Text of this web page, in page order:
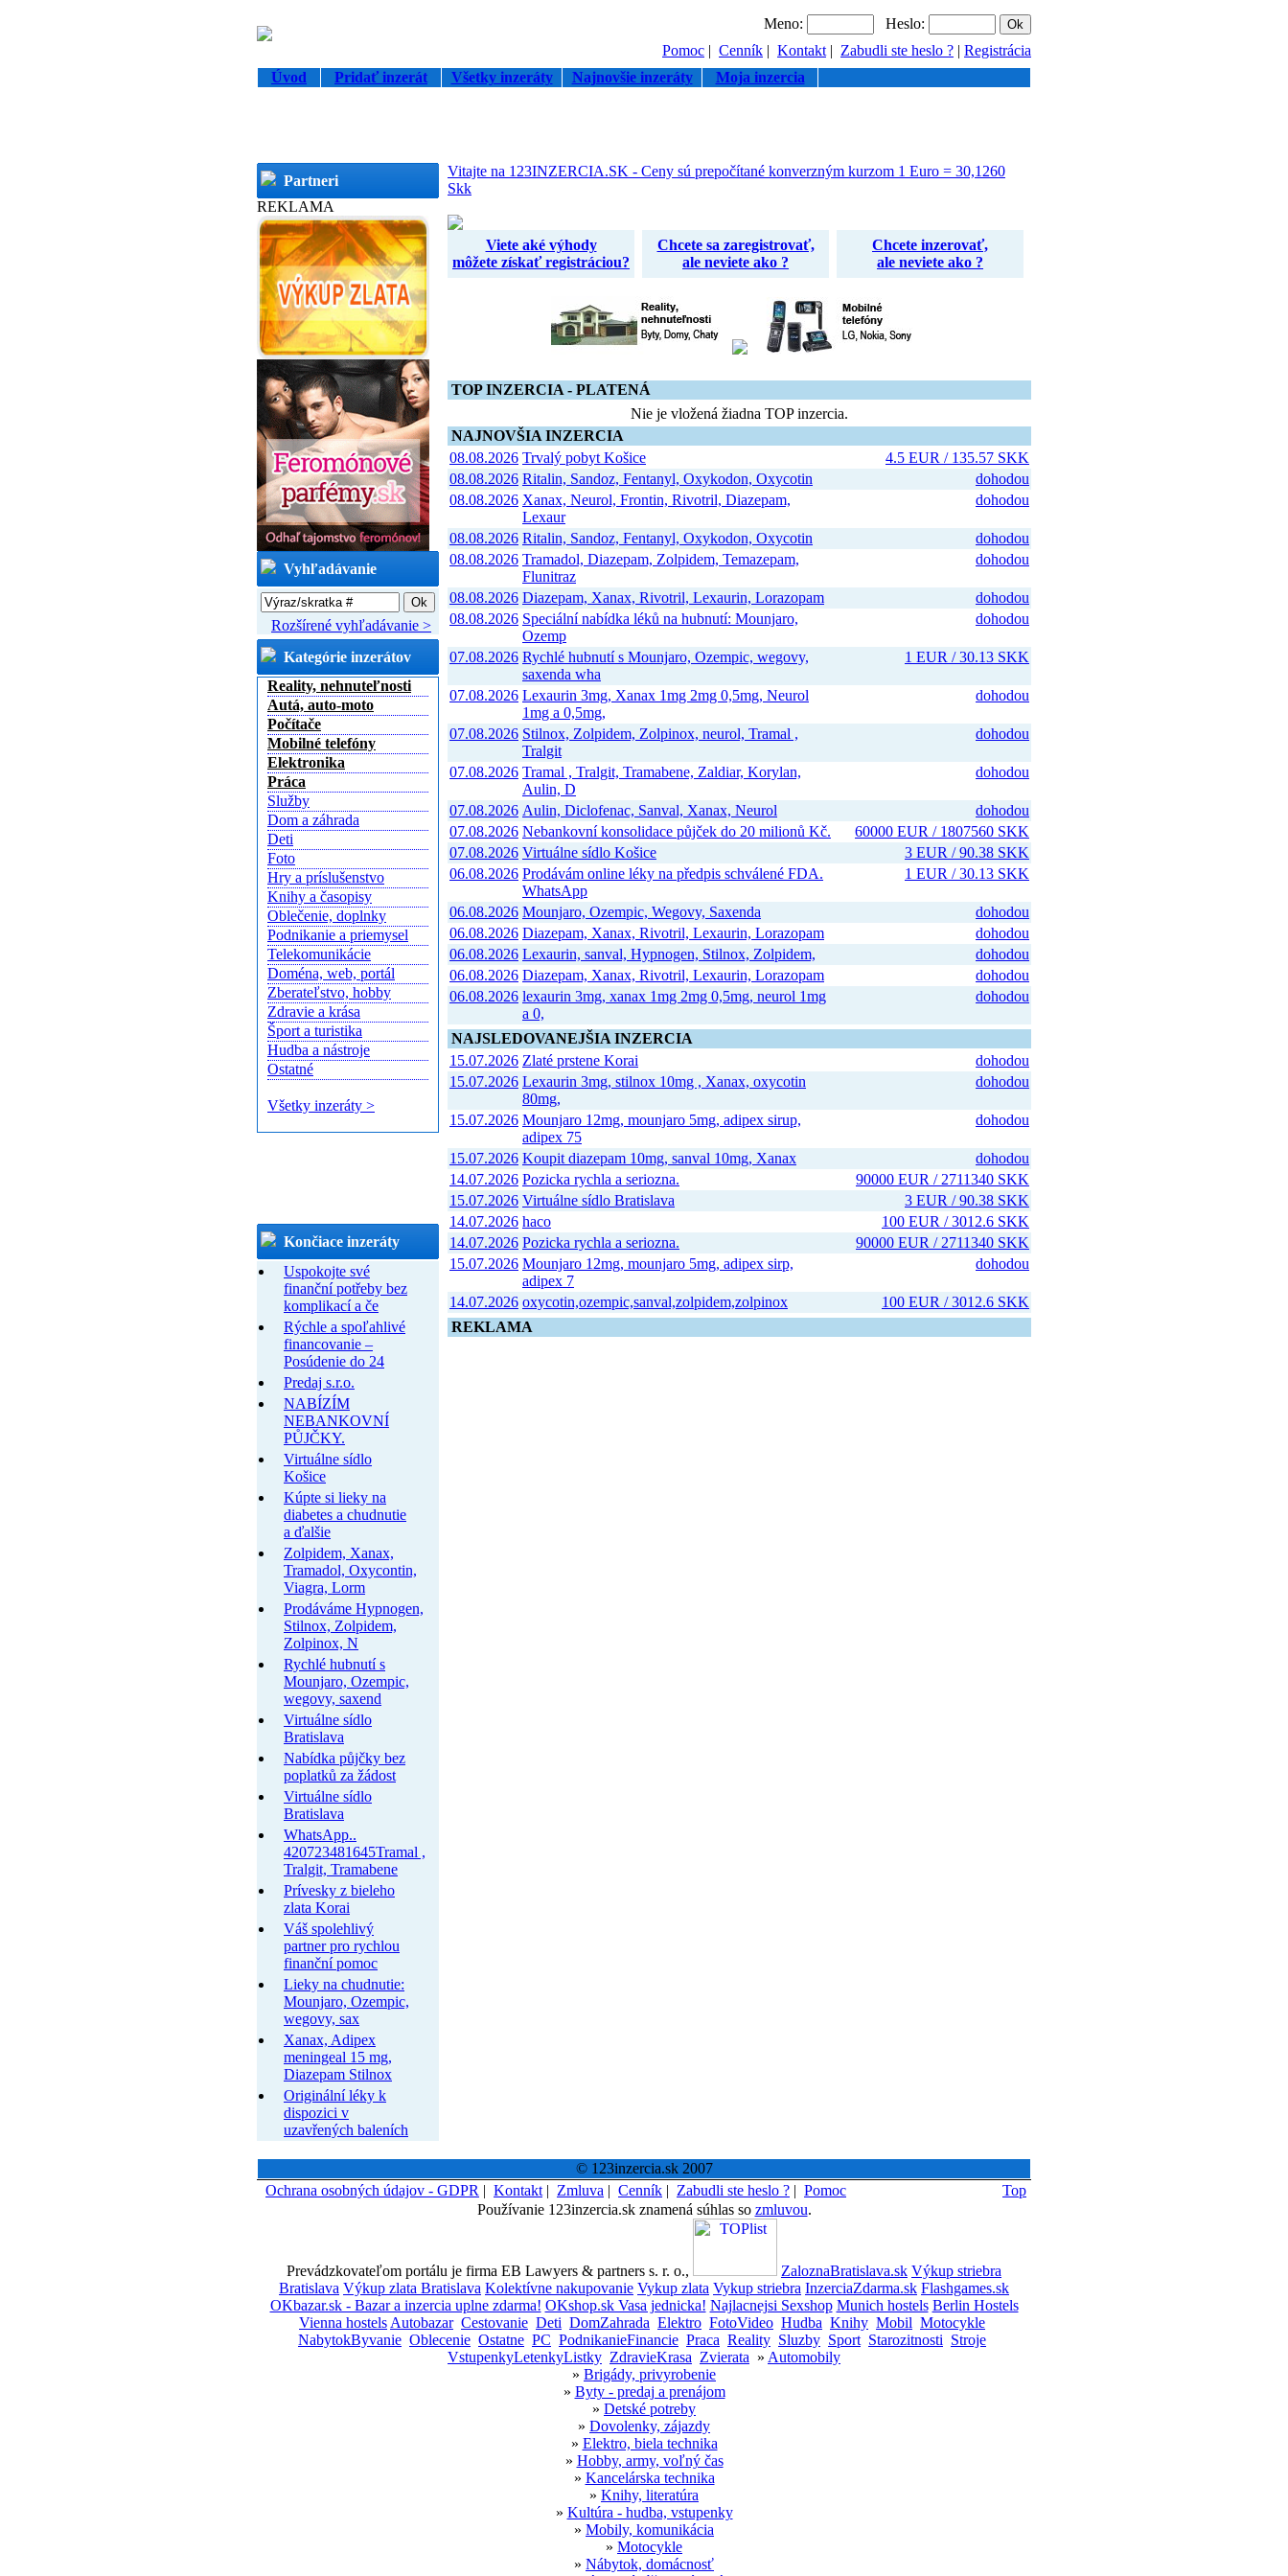
Meno:
Heslo:
Pomoc | Cenník | Kontakt | Zabudli ste heslo ? | Registrácia
Úvod
Pridať inzerát Všetky inzeráty Najnovšie inzeráty Moja inzercia
Partneri
REKLAMA
Vyhľadávanie
Rozšírené vyhľadávanie >
Kategórie inzerátov
Reality, nehnuteľnosti
Autá, auto-moto
Počítače
Mobilné telefóny
Elektronika
Práca
Služby
Dom a záhrada
Deti
Foto
Hry a príslušenstvo
Knihy a časopisy
Oblečenie, doplnky
Podnikanie a priemysel
Telekomunikácie
Doména, web, portál
Zberateľstvo, hobby
Zdravie a krása
Šport a turistika
Hudba a nástroje
Ostatné
Všetky inzeráty >
Končiace inzeráty
Uspokojte své
finanční potřeby bez
komplikací a če
Rýchle a spoľahlivé
financovanie –
Posúdenie do 24
Predaj s.r.o.
NABÍZÍM
NEBANKOVNÍ
PŮJČKY.
Virtuálne sídlo
Košice
Kúpte si lieky na
diabetes a chudnutie
a ďalšie
Zolpidem, Xanax,
Tramadol, Oxycontin,
Viagra, Lorm
Prodáváme Hypnogen,
Stilnox, Zolpidem,
Zolpinox, N
Rychlé hubnutí s
Mounjaro, Ozempic,
wegovy, saxend
Virtuálne sídlo
Bratislava
Nabídka půjčky bez
poplatků za žádost
Virtuálne sídlo
Bratislava
WhatsApp..
420723481645Tramal ,
Tralgit, Tramabene
Prívesky z bieleho
zlata Korai
Váš spolehlivý
partner pro rychlou
finanční pomoc
Lieky na chudnutie:
Mounjaro, Ozempic,
wegovy, sax
Xanax, Adipex
meningeal 15 mg,
Diazepam Stilnox
Originální léky k
dispozici v
uzavřených baleních
Vitajte na 123INZERCIA.SK - Ceny sú prepočítané konverzným kurzom 1 Euro = 30,1260
Skk
Viete aké výhody
môžete získať registráciou?
Chcete sa zaregistrovať,
ale neviete ako ?
Chcete inzerovať,
ale neviete ako ?
TOP INZERCIA - PLATENÁ
Nie je vložená žiadna TOP inzercia.
NAJNOVŠIA INZERCIA
08.08.2026 Trvalý pobyt Košice
4.5 EUR / 135.57 SKK
08.08.2026 Ritalin, Sandoz, Fentanyl, Oxykodon, Oxycotin
dohodou
08.08.2026 Xanax, Neurol, Frontin, Rivotril, Diazepam,
Lexaur
dohodou
08.08.2026 Ritalin, Sandoz, Fentanyl, Oxykodon, Oxycotin
dohodou
08.08.2026 Tramadol, Diazepam, Zolpidem, Temazepam,
Flunitraz
dohodou
08.08.2026 Diazepam, Xanax, Rivotril, Lexaurin, Lorazopam
dohodou
08.08.2026 Speciální nabídka léků na hubnutí: Mounjaro,
Ozemp
dohodou
07.08.2026 Rychlé hubnutí s Mounjaro, Ozempic, wegovy,
saxenda wha
1 EUR / 30.13 SKK
07.08.2026 Lexaurin 3mg, Xanax 1mg 2mg 0,5mg, Neurol
1mg a 0,5mg,
dohodou
07.08.2026 Stilnox, Zolpidem, Zolpinox, neurol, Tramal ,
Tralgit
dohodou
07.08.2026 Tramal , Tralgit, Tramabene, Zaldiar, Korylan,
Aulin, D
dohodou
07.08.2026 Aulin, Diclofenac, Sanval, Xanax, Neurol
dohodou
07.08.2026 Nebankovní konsolidace půjček do 20 milionů Kč.
60000 EUR / 1807560 SKK
07.08.2026 Virtuálne sídlo Košice
3 EUR / 90.38 SKK
06.08.2026 Prodávám online léky na předpis schválené FDA.
WhatsApp
1 EUR / 30.13 SKK
06.08.2026 Mounjaro, Ozempic, Wegovy, Saxenda
dohodou
06.08.2026 Diazepam, Xanax, Rivotril, Lexaurin, Lorazopam
dohodou
06.08.2026 Lexaurin, sanval, Hypnogen, Stilnox, Zolpidem,
dohodou
06.08.2026 Diazepam, Xanax, Rivotril, Lexaurin, Lorazopam
dohodou
06.08.2026 lexaurin 3mg, xanax 1mg 2mg 0,5mg, neurol 1mg
a 0,
dohodou
NAJSLEDOVANEJŠIA INZERCIA
15.07.2026 Zlaté prstene Korai
dohodou
15.07.2026 Lexaurin 3mg, stilnox 10mg , Xanax, oxycotin
80mg,
dohodou
15.07.2026 Mounjaro 12mg, mounjaro 5mg, adipex sirup,
adipex 75
dohodou
15.07.2026 Koupit diazepam 10mg, sanval 10mg, Xanax
dohodou
14.07.2026 Pozicka rychla a seriozna.
90000 EUR / 2711340 SKK
15.07.2026 Virtuálne sídlo Bratislava
3 EUR / 90.38 SKK
14.07.2026 haco
100 EUR / 3012.6 SKK
14.07.2026 Pozicka rychla a seriozna.
90000 EUR / 2711340 SKK
15.07.2026 Mounjaro 12mg, mounjaro 5mg, adipex sirp,
adipex 7
dohodou
14.07.2026 oxycotin,ozempic,sanval,zolpidem,zolpinox
100 EUR / 3012.6 SKK
REKLAMA
© 123inzercia.sk 2007
Ochrana osobných údajov - GDPR | Kontakt | Zmluva | Cenník | Zabudli ste heslo ? | Pomoc
Top
Používanie 123inzercia.sk znamená súhlas so zmluvou.
Prevádzkovateľom portálu je firma EB Lawyers & partners s. r. o., ZaloznaBratislava.sk Výkup striebra
Bratislava Výkup zlata Bratislava Kolektívne nakupovanie Vykup zlata Vykup striebra InzerciaZdarma.sk Flashgames.sk
OKbazar.sk - Bazar a inzercia uplne zdarma! OKshop.sk Vasa jednicka! Najlacnejsi Sexshop Munich hostels Berlin Hostels
Vienna hostels Autobazar Cestovanie Deti DomZahrada Elektro FotoVideo Hudba Knihy Mobil Motocykle
NabytokByvanie Oblecenie Ostatne PC PodnikanieFinancie Praca Reality Sluzby Sport Starozitnosti Stroje
VstupenkyLetenkyListky ZdravieKrasa Zvierata » Automobily
» Brigády, privyrobenie
» Byty - predaj a prenájom
» Detské potreby
» Dovolenky, zájazdy
» Elektro, biela technika
» Hobby, army, voľný čas
» Kancelárska technika
» Knihy, literatúra
» Kultúra - hudba, vstupenky
» Mobily, komunikácia
» Motocykle
» Nábytok, domácnosť